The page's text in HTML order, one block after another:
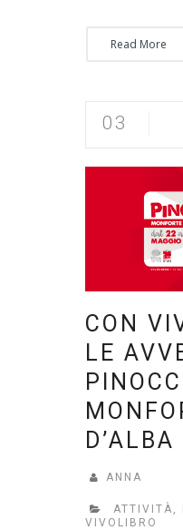
Read More
03
CON
LE
D’ALBA
ANNA
ATTIVITÀ
VIVOLIBRO